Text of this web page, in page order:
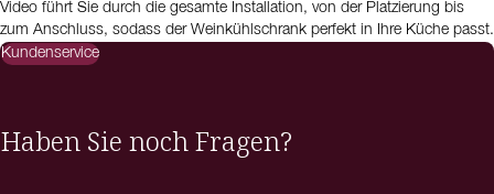
Video führt Sie durch die gesamte Installation, von der Platzierung bis
zum Anschluss, sodass der Weinkühlschrank perfekt in Ihre Küche passt.
Kundenservice
Haben Sie noch Fragen?